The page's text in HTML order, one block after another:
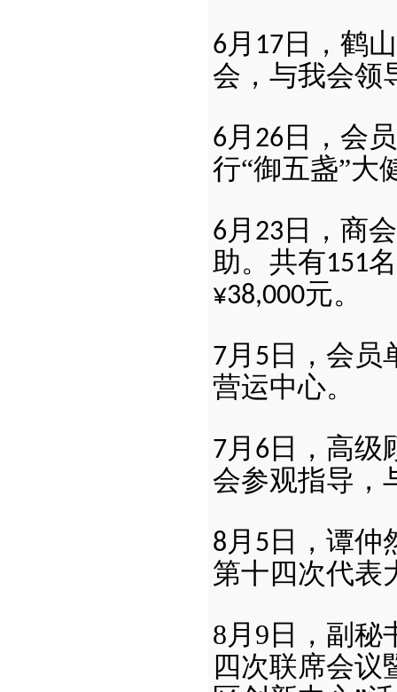
6月 17 日，鹤
会，与我会领
6月 26 日，会
行“御五盏”大
6月 23 日，商
助。共有151
¥38,000元。
7月 5 日，会员
营运中心。
7月 6 日，高级
会参观指导，
8月 5 日，谭仲
第十四次代表
8月 9 日，副秘
四次联席会